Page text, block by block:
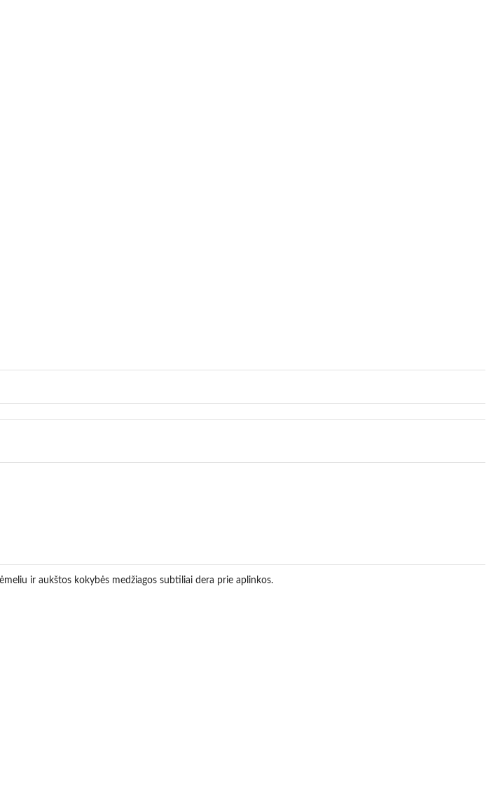
ir aukštos kokybės medžiagos subtiliai dera prie aplinkos.